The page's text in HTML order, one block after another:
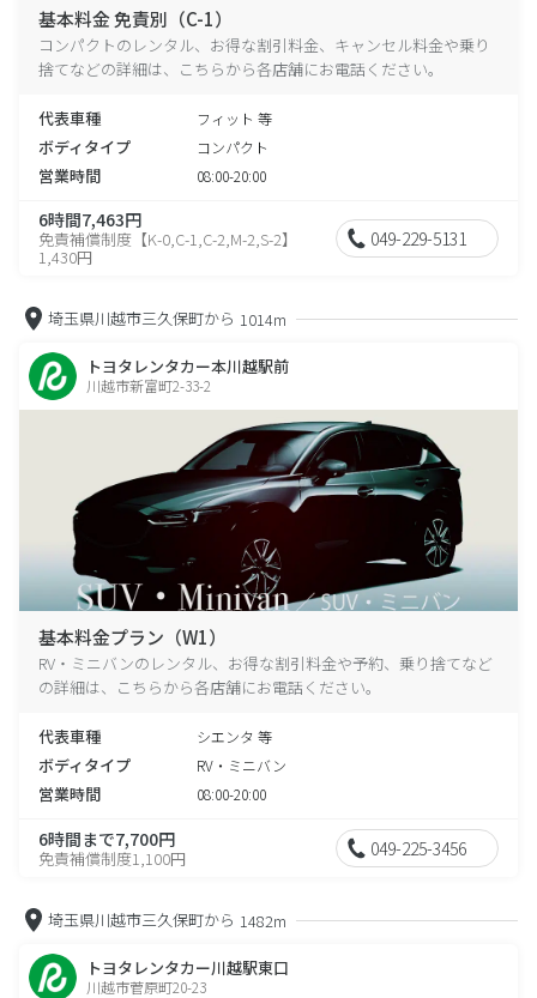
基本料金 免責別（C-1）
コンパクトのレンタル、お得な割引料金、キャンセル料金や乗り
捨てなどの詳細は、こちらから各店舗にお電話ください。
代表車種 フィット 等
ボディタイプ コンパクト
営業時間 08:00-20:00
6時間7,463円
免責補償制度【K-0,C-1,C-2,M-2,S-2】
1,430円
049-229-5131
埼玉県川越市三久保町から 1014m
トヨタレンタカー本川越駅前
川越市新富町2-33-2
基本料金プラン（W1）
RV・ミニバンのレンタル、お得な割引料金や予約、乗り捨てなど
の詳細は、こちらから各店舗にお電話ください。
代表車種 シエンタ 等
ボディタイプ RV・ミニバン
営業時間 08:00-20:00
6時間まで7,700円
免責補償制度1,100円 049-225-3456
埼玉県川越市三久保町から 1482m
トヨタレンタカー川越駅東口
川越市菅原町20-23